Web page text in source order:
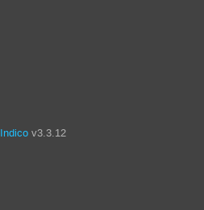
Indico v3.3.12